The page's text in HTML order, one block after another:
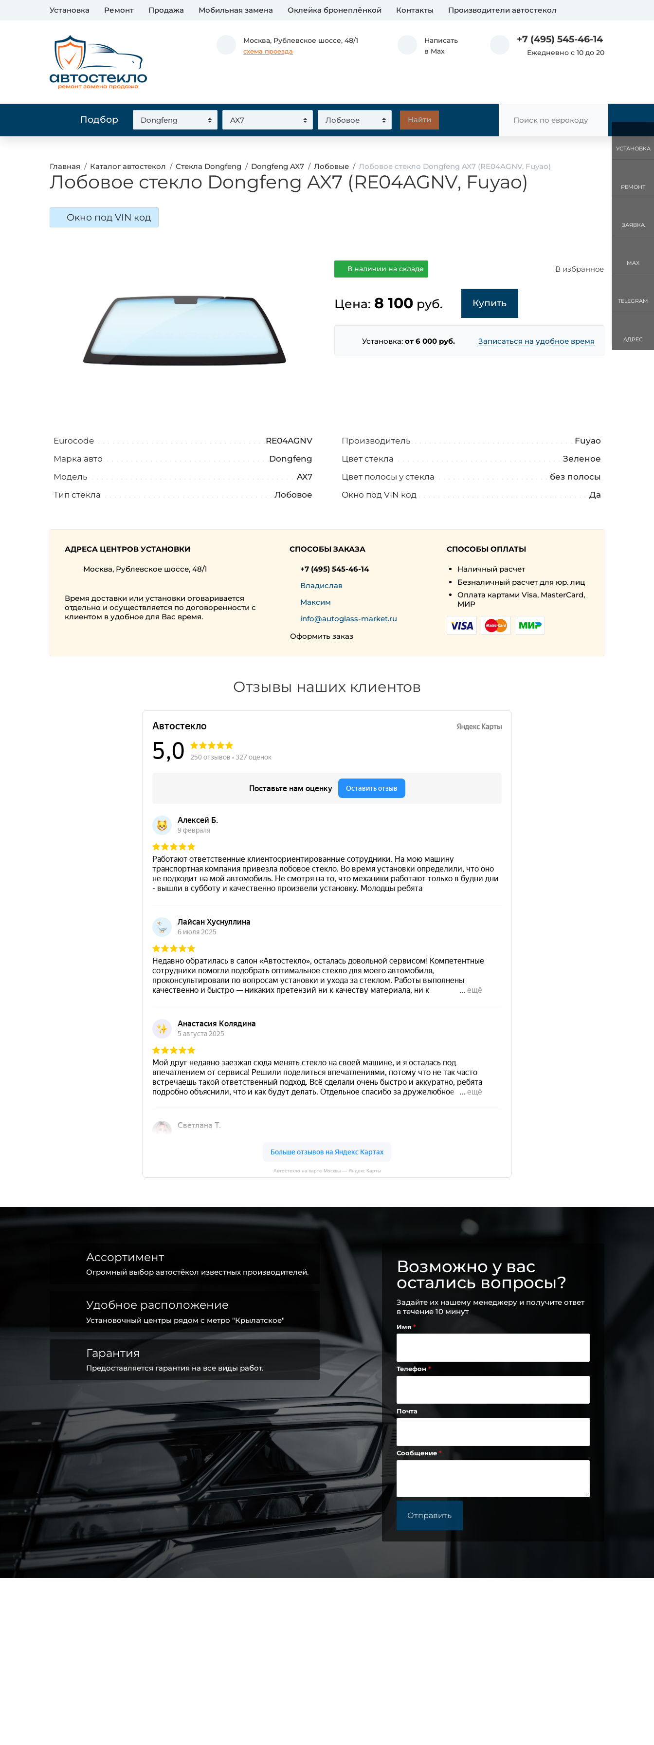
Установка Ремонт Продажа Мобильная замена Оклейка бронеплёнкой Контакты Производители автостекол
Москва, Рублевское шоссе, 48/1
схема проезда
Написать
в Max
+7 (495) 545-46-14
Ежедневно с 10 до 20
Подбор
Главная Каталог автостекол Стекла Dongfeng Dongfeng AX7 Лобовые Лобовое стекло Dongfeng AX7 (RE04AGNV, Fuyao)
Лобовое стекло Dongfeng AX7 (RE04AGNV, Fuyao)
Окно под VIN код
В наличии на складе В избранное
Цена: 8 100 руб. Купить
Установка:от 6 000 руб. Записаться на удобное время
Eurocode
RE04AGNV
Марка авто
Dongfeng
Модель
AX7
Тип стекла
Лобовое
Производитель
Fuyao
Цвет стекла
Зеленое
Цвет полосы у стекла
без полосы
Окно под VIN код
Да
АДРЕСА ЦЕНТРОВ УСТАНОВКИ
Москва, Рублевское шоссе, 48/1
Время доставки или установки оговаривается
отдельно и осуществляется по договоренности с
клиентом в удобное для Вас время.
СПОСОБЫ ЗАКАЗА
+7 (495) 545-46-14
Владислав
Максим
info@autoglass-market.ru
Оформить заказ
СПОСОБЫ ОПЛАТЫ
Наличный расчет
Безналичный расчет для юр. лиц
Оплата картами Visa, MasterCard,
МИР
Отзывы наших клиентов
Автостекло на карте Москвы — Яндекс Карты
Ассортимент
Огромный выбор автостёкол известных производителей.
Удобное расположение
Установочный центры рядом с метро "Крылатское"
Гарантия
Предоставляется гарантия на все виды работ.
Возможно у вас
остались вопросы?
Задайте их нашему менеджеру и получите ответ
в течение 10 минут
Имя
Телефон
Почта
Сообщение
УСТАНОВКА
РЕМОНТ
ЗАЯВКА
MAX
TELEGRAM
АДРЕС